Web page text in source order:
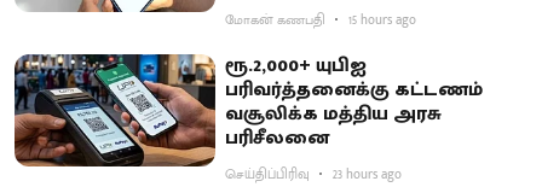
மோகன் கணபதி 15 hours ago
ரூ.2,000+ யுபிஐ
பரிவர்த்தனைக்கு கட்டணம்
வசூலிக்க மத்திய அரசு
பரிசீலனை
செய்திப்பிரிவு 23 hours ago